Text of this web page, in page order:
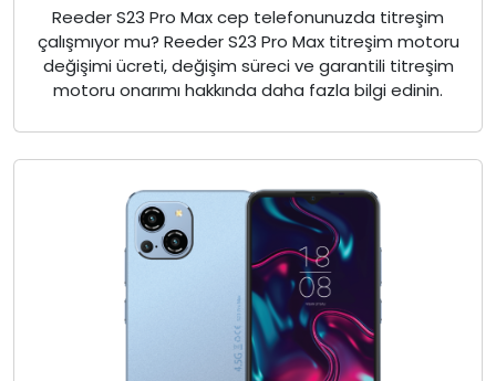
Reeder S23 Pro Max cep telefonunuzda titreşim
çalışmıyor mu? Reeder S23 Pro Max titreşim motoru
değişimi ücreti, değişim süreci ve garantili titreşim
motoru onarımı hakkında daha fazla bilgi edinin.